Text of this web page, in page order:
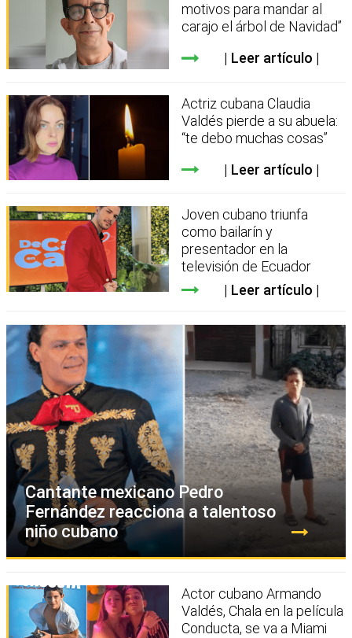
motivos para mandar al
carajo el árbol de Navidad”
Leer artículo
Actriz cubana Claudia
Valdés pierde a su abuela:
“te debo muchas cosas”
Leer artículo
Joven cubano triunfa
como bailarín y
presentador en la
televisión de Ecuador
Leer artículo
Cantante mexicano Pedro
Fernández reacciona a talentoso
niño cubano
Actor cubano Armando
Valdés, Chala en la película
Conducta, se va a Miami